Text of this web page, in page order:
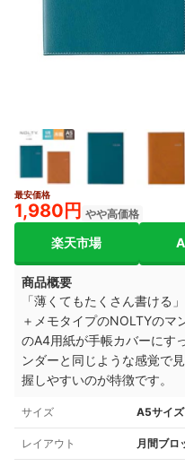
最安価格
1,980円 やや高価格
楽天市場
商品概要
「薄くてもたくさん書ける
＋メモタイプのNOLTYのマ
のA4用紙が手帳カバーにす
ンダーと同じような感覚で
握しやすいのが特徴です。
サイズ A5サイズ
レイアウト 月間ブロ